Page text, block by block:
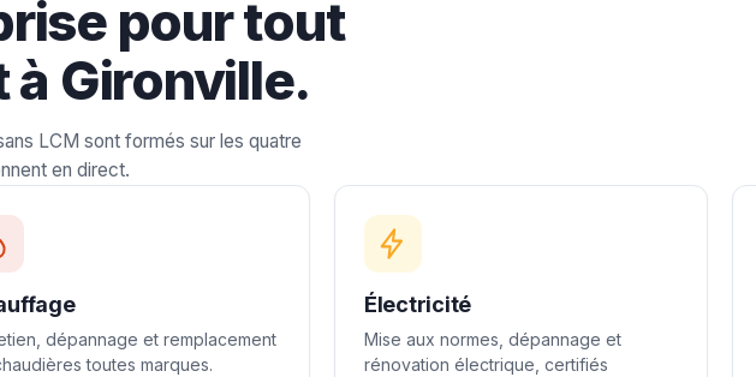
pour tout
Gironville.
LCM sont formés sur les quatre
en direct.
dépannage et remplacement
toutes marques.
Électricité
Mise aux normes, dépannage et
rénovation électrique, certifiés